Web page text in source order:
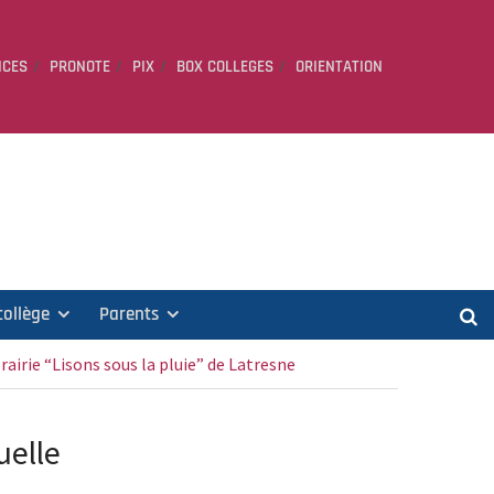
PRONOTE PIX BOX COLLEGES ORIENTATION
Parents
“Lisons sous la pluie” de Latresne